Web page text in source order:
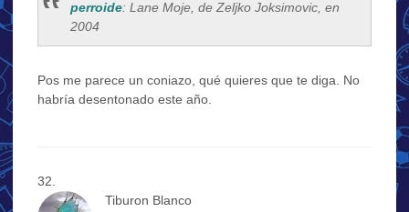
perroide: Lane Moje, de Zeljko Joksimovic, en
2004
Pos me parece un coniazo, qué quieres que te diga. No
habría desentonado este año.
Tiburon Blanco